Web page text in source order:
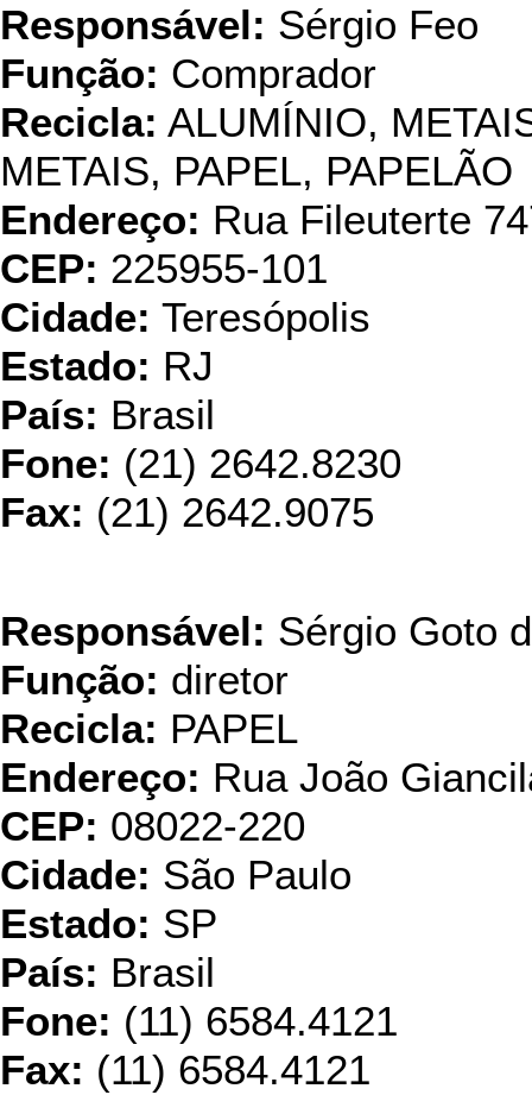
Responsável: Sérgio Feo
Função: Comprador
Recicla: ALUMÍNIO,
METAIS, PAPEL, PAPELÃO
Endereço: Rua Fileuterte
CEP: 225955-101
Cidade: Teresópolis
Estado: RJ
País: Brasil
Fone: (21) 2642.8230
Fax: (21) 2642.9075
Responsável: Sérgio Goto
Função: diretor
Recicla: PAPEL
Endereço: Rua João
CEP: 08022-220
Cidade: São Paulo
Estado: SP
País: Brasil
Fone: (11) 6584.4121
Fax: (11) 6584.4121